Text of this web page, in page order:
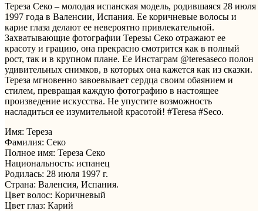
Тереза Секо – молодая испанская модель, родившаяся 28 июля
1997 года в Валенсии, Испания. Ее коричневые волосы и
карие глаза делают ее невероятно привлекательной.
Захватывающие фотографии Терезы Секо отражают ее
красоту и грацию, она прекрасно смотрится как в полный
рост, так и в крупном плане. Ее Инстаграм @teresaseco полон
удивительных снимков, в которых она кажется как из сказки.
Тереза мгновенно завоевывает сердца своим обаянием и
стилем, превращая каждую фотографию в настоящее
произведение искусства. Не упустите возможность
насладиться ее изумительной красотой! #Teresa #Seco.
Имя: Тереза
Фамилия: Секо
Полное имя: Тереза ​​Секо
Национальность: испанец
Родилась: 28 июля 1997 г.
Страна: Валенсия, Испания.
Цвет волос: Коричневый
Цвет глаз: Карий